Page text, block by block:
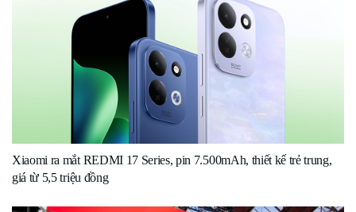
Xiaomi ra mắt REDMI 17 Series, pin 7.500mAh, thiết kế trẻ trung,
giá từ 5,5 triệu đồng